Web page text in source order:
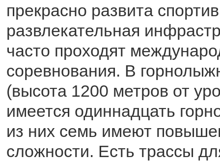
прекрасно развита
развлекательная
часто проходят
соревнования. В
(высота 1200 метров от
имеется одиннадцать
из них семь имеют
сложности. Есть трассы